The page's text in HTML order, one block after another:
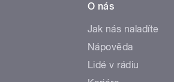
O nás
Jak nás naladíte
Nápověda
Lidé v rádiu